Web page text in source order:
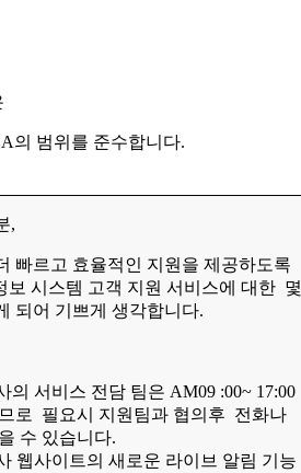
의 범위를 준수합니다.
,
빠르고 효율적인 지원을 제공하도록
시스템 고객 지원 서비스에 대한 몇
되어 기쁘게 생각합니다.
의 서비스 전담 팀은 AM09 :00~ 17:00
로 필요시 지원팀과 협의후 전화나
수 있습니다.
웹사이트의 새로운 라이브 알림 기능